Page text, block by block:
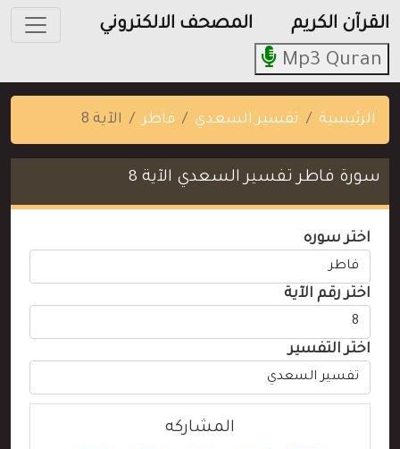
القرآن الكريم المصحف الالكتروني
Mp3 Quran
الرئيسية تفسير السعدي فاطر الآية 8
سورة فاطر تفسير السعدي الآية 8
اختر سوره
اختر رقم الآية
اختر التفسير
المشاركه